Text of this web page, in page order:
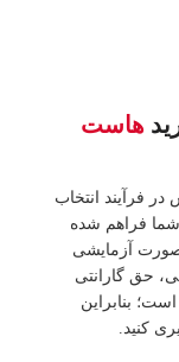
هاست
فرآیند انتخاب
فراهم شده
را به‌مدت ۳ روز به‌صورت آزمایشی
حق گارانتی
بنابراین
کنید.